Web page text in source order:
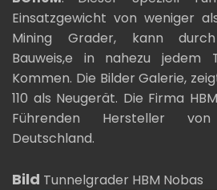
Einsatzgewicht von weniger
Mining Grader, kann
Bauweis,e in nahezu jedem
Kommen. Die Bilder Galerie,
110 als Neugerät. Die Firma
Führenden Hersteller
Deutschland.
Bild Tunnelgrader HBM Nobas